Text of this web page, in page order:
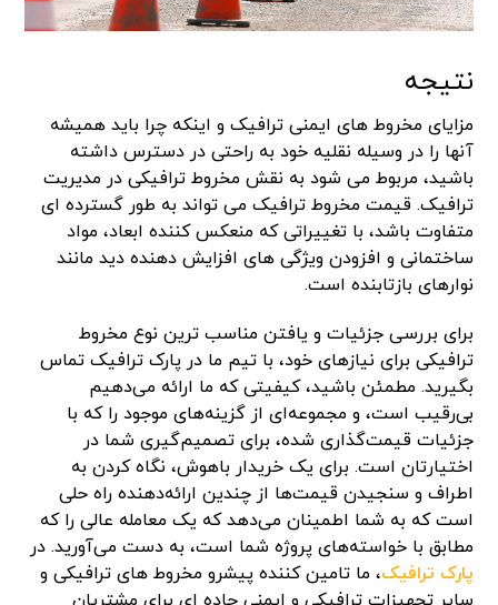
نتیجه
مزایای مخروط های ایمنی ترافیک و اینکه چرا باید همیشه
آنها را در وسیله نقلیه خود به راحتی در دسترس داشته
باشید، مربوط می شود به نقش مخروط ترافیکی در مدیریت
ترافیک. قیمت مخروط ترافیک می تواند به طور گسترده ای
متفاوت باشد، با تغییراتی که منعکس کننده ابعاد، مواد
ساختمانی و افزودن ویژگی های افزایش دهنده دید مانند
نوارهای بازتابنده است.
برای بررسی جزئیات و یافتن مناسب ترین نوع مخروط
ترافیکی برای نیازهای خود، با تیم ما در پارک ترافیک تماس
بگیرید. مطمئن باشید، کیفیتی که ما ارائه می‌دهیم
بی‌رقیب است، و مجموعه‌ای از گزینه‌های موجود را که با
جزئیات قیمت‌گذاری شده، برای تصمیم‌گیری شما در
اختیارتان است. برای یک خریدار باهوش، نگاه کردن به
اطراف و سنجیدن قیمت‌ها از چندین ارائه‌دهنده راه حلی
است که به شما اطمینان می‌دهد که یک معامله عالی را که
مطابق با خواسته‌های پروژه شما است، به دست می‌آورید. در
پارک ترافیک، ما تامین کننده پیشرو مخروط های ترافیکی و